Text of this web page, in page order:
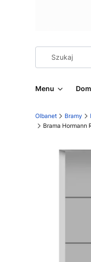
Menu
Olbanet Bramy
Brama Hormann